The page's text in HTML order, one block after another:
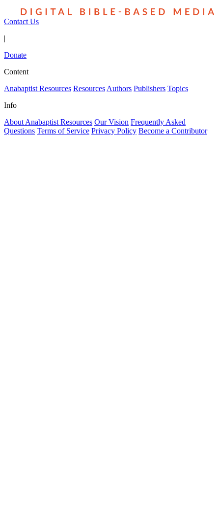
Contact Us
|
Donate
Content
Anabaptist Resources Resources Authors Publishers Topics
Info
About Anabaptist Resources Our Vision Frequently Asked
Questions Terms of Service Privacy Policy Become a Contributor